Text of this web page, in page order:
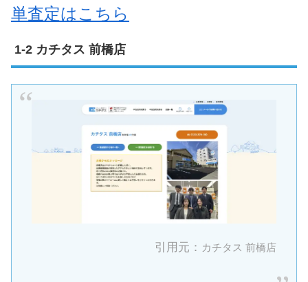
単査定はこちら
カチタス 前橋店
引用元： カチタス 前橋店